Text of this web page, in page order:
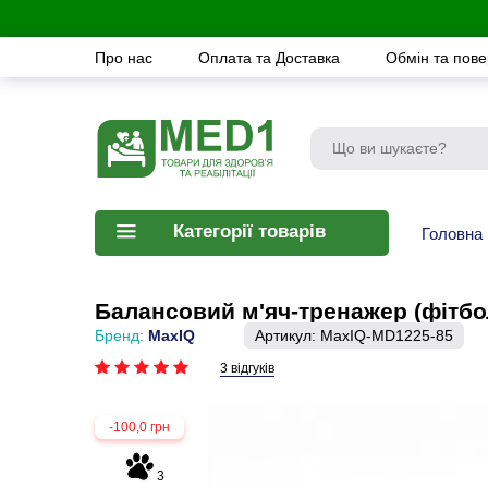
Про нас Оплата та Доставка Обмін та
Категорії товарів Головна
Балансовий м'яч-тренажер
Бренд: MaxIQ Артикул: MaxIQ-MD1225-85
3 відгуків
-100,0 грн
3